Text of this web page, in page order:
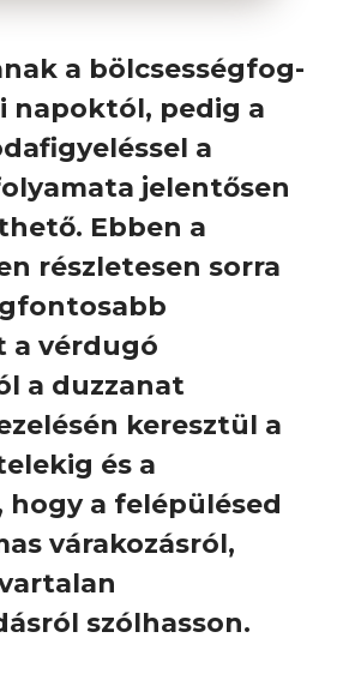
a bölcsességfog-
napoktól, pedig a
a
jelentősen
Ebben a
részletesen sorra
a vérdugó
a duzzanat
keresztül a
és a
hogy a felépülésed
várakozásról,
szólhasson.